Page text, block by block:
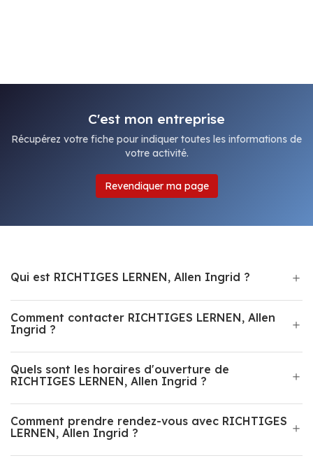
C'est mon entreprise
Récupérez votre fiche pour indiquer toutes les informations de
votre activité.
Revendiquer ma page
Qui est RICHTIGES LERNEN, Allen Ingrid ?
Comment contacter RICHTIGES LERNEN, Allen
Ingrid ?
Quels sont les horaires d'ouverture de
RICHTIGES LERNEN, Allen Ingrid ?
Comment prendre rendez-vous avec RICHTIGES
LERNEN, Allen Ingrid ?